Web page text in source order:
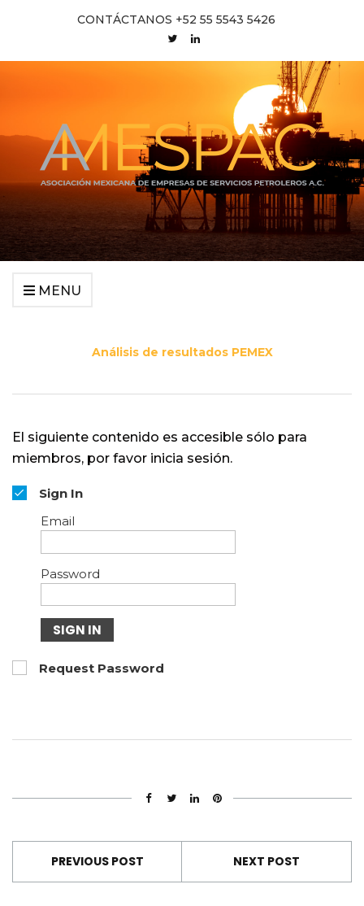
CONTÁCTANOS +52 55 5543 5426
MENU
Análisis de resultados PEMEX
El siguiente contenido es accesible sólo para
miembros, por favor inicia sesión.
Sign In
Email
Password
SIGN IN
Request Password
PREVIOUS POST NEXT POST